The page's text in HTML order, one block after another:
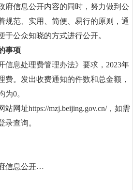
府信息公开内容的同时，努力做到公
规范、实用、简便、易行的原则，通
于公众知晓的方式进行公开。
事项
息处理费管理办法》要求，2023年
费。发出收费通知的件数和总金额，
为0。
址https://mzj.beijing.gov.cn/，如需
录查询。
北京市民政局2023年政府信息公开工作年度报告